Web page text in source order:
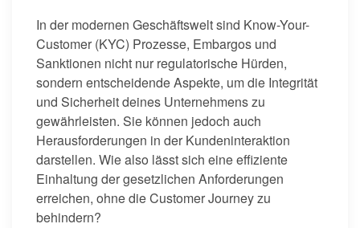
In der modernen Geschäftswelt sind Know-Your-
Customer (KYC) Prozesse, Embargos und
Sanktionen nicht nur regulatorische Hürden,
sondern entscheidende Aspekte, um die Integrität
und Sicherheit deines Unternehmens zu
gewährleisten. Sie können jedoch auch
Herausforderungen in der Kundeninteraktion
darstellen. Wie also lässt sich eine effiziente
Einhaltung der gesetzlichen Anforderungen
erreichen, ohne die Customer Journey zu
behindern?